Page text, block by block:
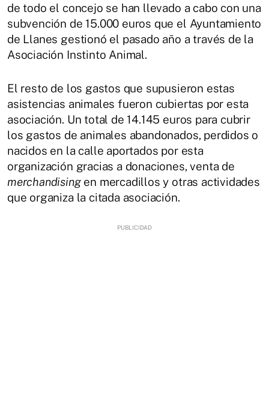
de todo el concejo se han llevado a cabo con una
subvención de 15.000 euros que el Ayuntamiento
de Llanes gestionó el pasado año a través de la
Asociación Instinto Animal.
El resto de los gastos que supusieron estas
asistencias animales fueron cubiertas por esta
asociación. Un total de 14.145 euros para cubrir
los gastos de animales abandonados, perdidos o
nacidos en la calle aportados por esta
organización gracias a donaciones, venta de
merchandisingen mercadillos y otras actividades
que organiza la citada asociación.